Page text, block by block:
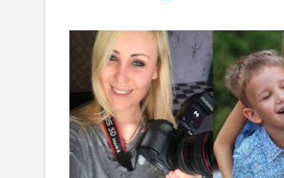
прекрасних
жінок
(Відео)